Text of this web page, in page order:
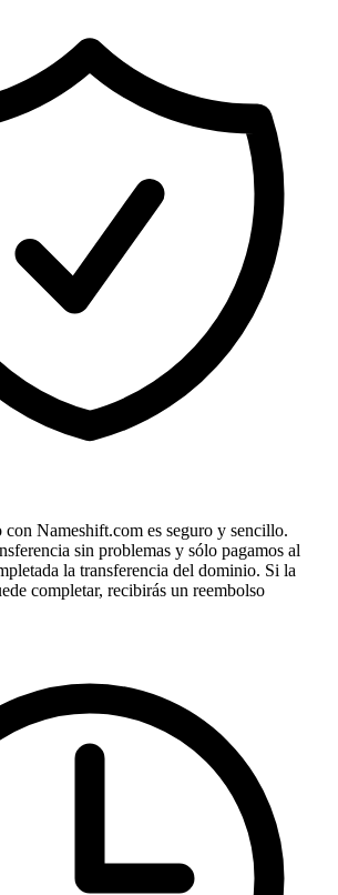
Nameshift.com es seguro y sencillo.
sin problemas y sólo pagamos al
la transferencia del dominio. Si la
completar, recibirás un reembolso